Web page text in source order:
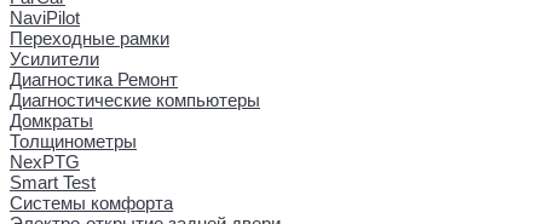
NaviPilot
Переходные рамки
Усилители
Диагностика Ремонт
Диагностические компьютеры
Домкраты
Толщинометры
NexPTG
Smart Test
Системы комфорта